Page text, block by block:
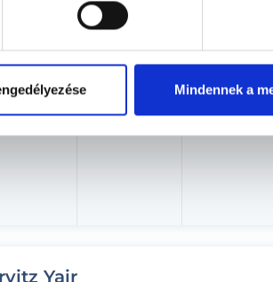
Mindennek a
Yair